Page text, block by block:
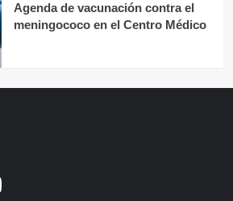
Agenda de vacunación contra el
meningococo en el Centro Médico